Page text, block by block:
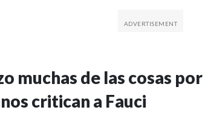
muchas de las cosas
critican a Fauci